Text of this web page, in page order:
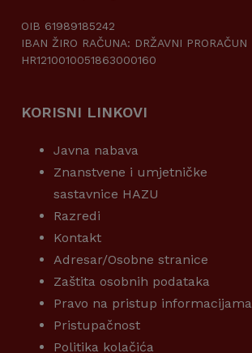
OIB 61989185242
IBAN ŽIRO RAČUNA: DRŽAVNI PRORAČUN
HR1210010051863000160
KORISNI LINKOVI
Javna nabava
Znanstvene i umjetničke
sastavnice HAZU
Razredi
Kontakt
Adresar/Osobne stranice
Zaštita osobnih podataka
Pravo na pristup informacijama
Pristupačnost
Politika kolačića